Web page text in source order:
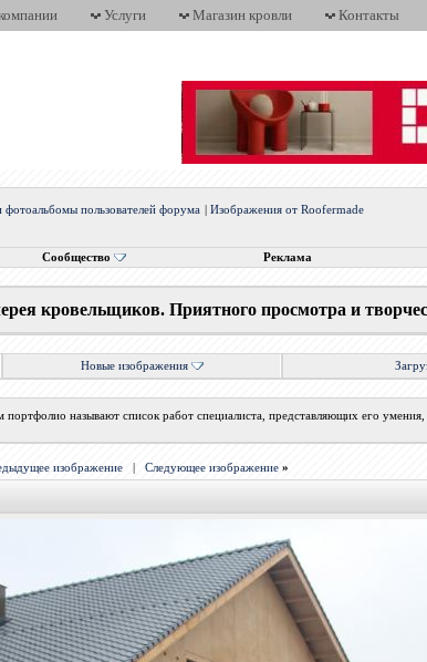
Услуги Магазин кровли Контакты
пользователей форума |Изображения от Roofermade
Сообщество Реклама
кровельщиков. Приятного просмотра и
Новые изображения
портфолио называют список работ специалиста, представляющих его
изображение |Следующее изображение »